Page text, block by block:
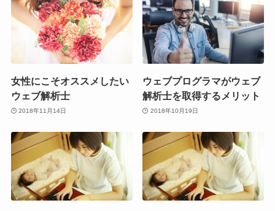
女性にこそオススメしたい
ウェブ解析士
2018年11月14日
ウェブプログラマがウェブ
解析士を取得するメリット
2018年10月19日